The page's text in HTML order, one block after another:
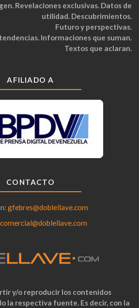
Revelaciones exclusivas. Datos de
utilidad. Descubrimientos.
Futuro y perspectivas.
Informaciones que suman.
Textos que aclaran.
AFILIADO A
CONTACTO
gfebres@doblellave.com
comercial@doblellave.com
y/o reproducir los contenidos
la respectiva fuente. Es decir, con la